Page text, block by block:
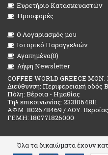
Ευρετήριο Κατασκευαστών
Προσφορές
O Λογαριασμός μου
Ιστορικό Παραγγελιών
Αγαπημένα(0)
Λήψη Newsletter
COFFEE WORLD GREECE MON.
Διεύθυνση: Περιφερειακή οδός
Πόλη: Βέροια - Ημαθίας
Τηλ επικοινωνίας: 2331064811
ΑΦΜ: 802678469 / ΔΟΥ: Βεροίας
ΓΕΜΗ: 180771826000
Όλα τα δικαιώματα έχουν